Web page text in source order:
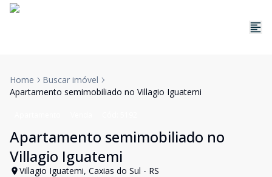
Home
Buscar imóvel
Apartamento semimobiliado no Villagio Iguatemi
Apartamento semimobiliado no
Villagio Iguatemi
Villagio Iguatemi, Caxias do Sul - RS